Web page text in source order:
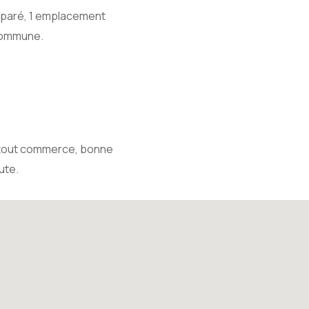
1 emplacement
commerce, bonne